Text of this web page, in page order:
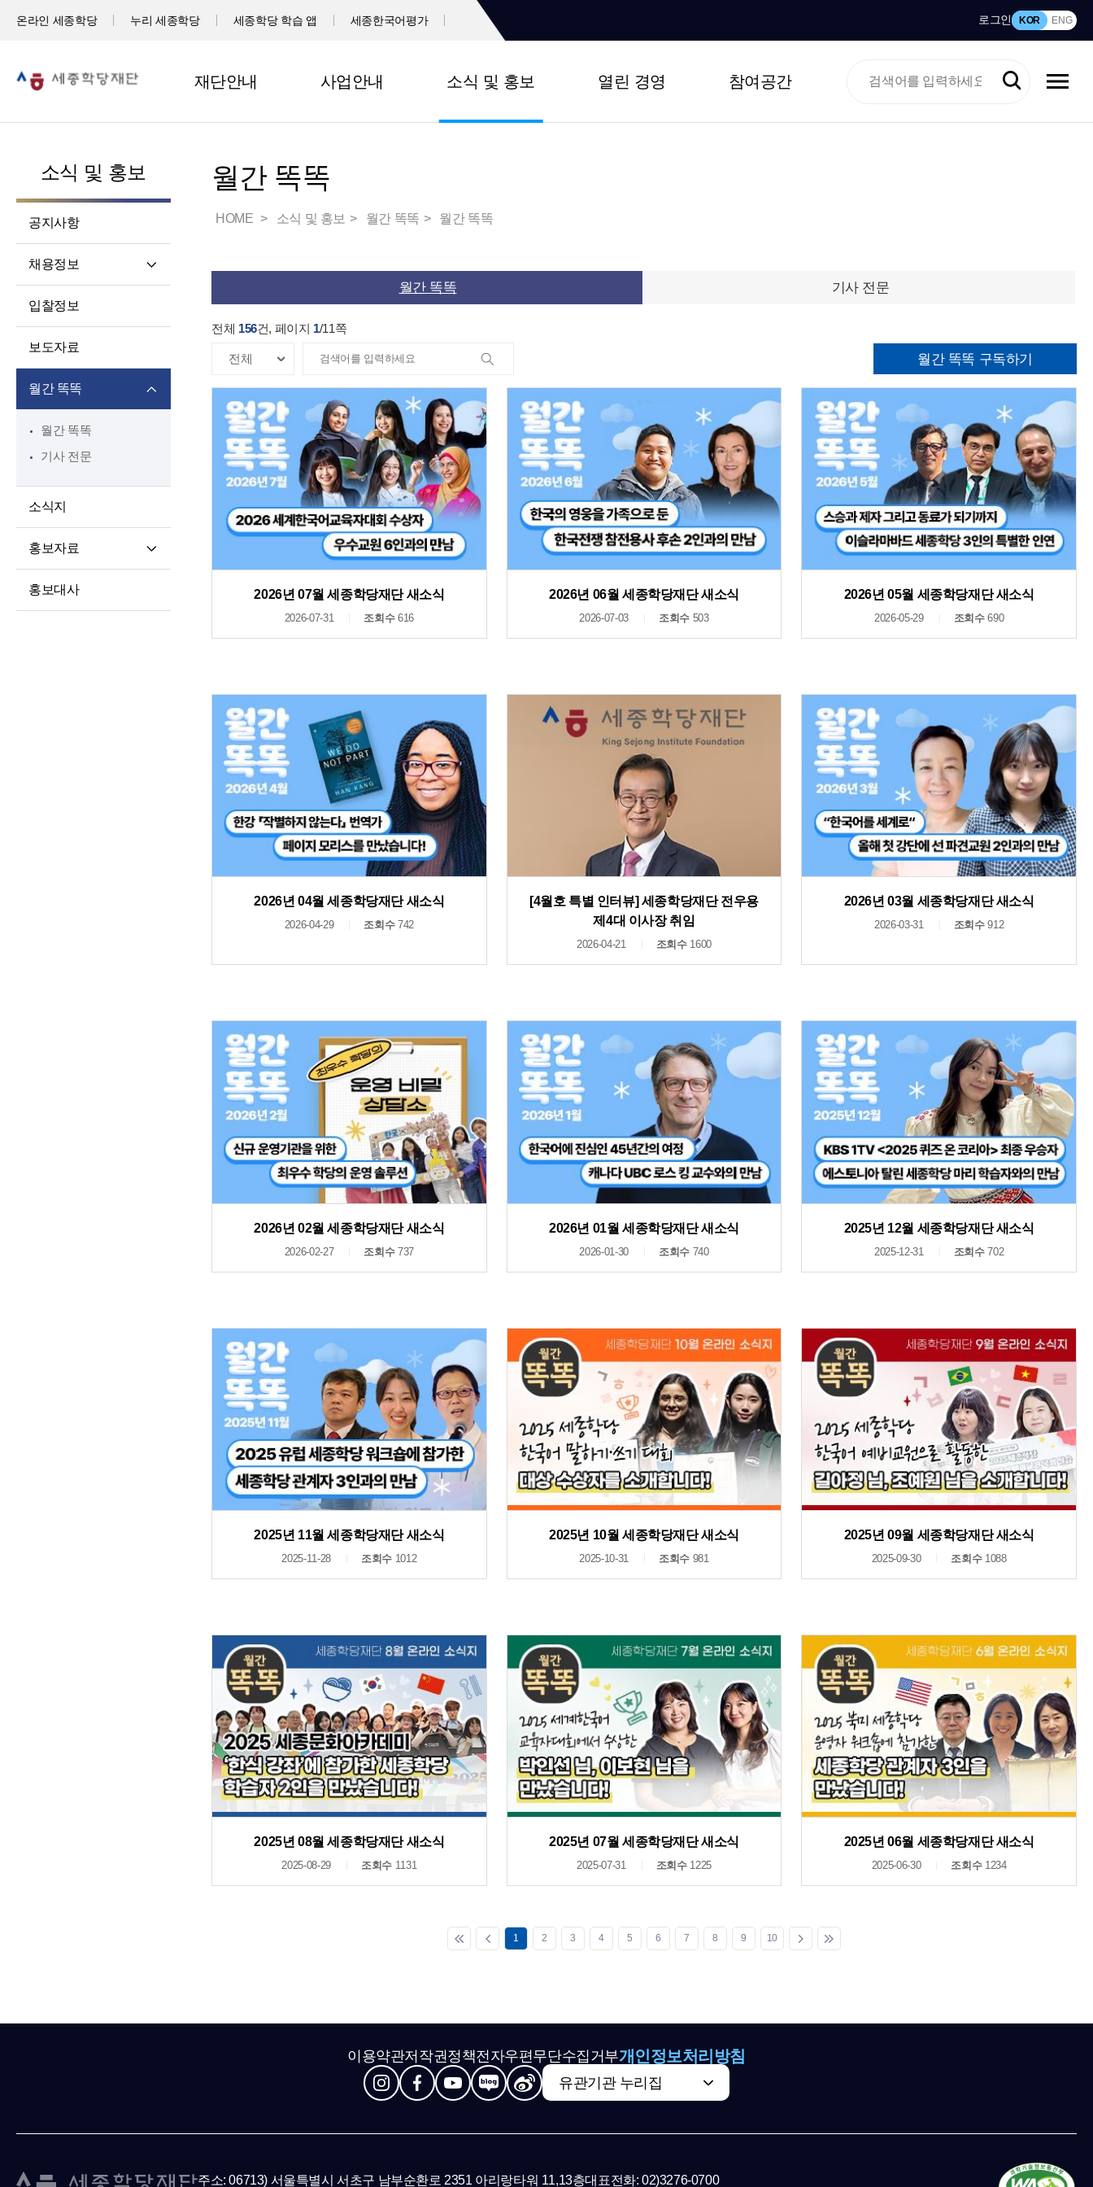
온라인 세종학당 누리 세종학당 세종학당 학습 앱 세종한국어평가 로그인 KOR ENG
재단안내 사업안내 소식 및 홍보 열린 경영 참여공간
소식 및 홍보
공지사항
채용정보
입찰정보
보도자료
월간 똑똑
월간 똑똑
기사 전문
소식지
홍보자료
홍보대사
월간 똑똑
HOME 소식 및 홍보 월간 똑똑 월간 똑똑
월간 똑똑 기사 전문
전체 156건, 페이지 1/11쪽
월간 똑똑 구독하기
2026년 07월 세종학당재단 새소식
2026-07-31 조회수 616
2026년 06월 세종학당재단 새소식
2026-07-03 조회수 503
2026년 05월 세종학당재단 새소식
2026-05-29 조회수690
2026년 04월 세종학당재단 새소식
2026-04-29 조회수 742
[4월호 특별 인터뷰] 세종학당재단 전우용
제4대 이사장 취임
2026-04-21 조회수 1600
2026년 03월 세종학당재단 새소식
2026-03-31 조회수912
2026년 02월 세종학당재단 새소식
2026-02-27 조회수 737
2026년 01월 세종학당재단 새소식
2026-01-30 조회수 740
2025년 12월 세종학당재단 새소식
2025-12-31 조회수702
2025년 11월 세종학당재단 새소식
2025-11-28 조회수 1012
2025년 10월 세종학당재단 새소식
2025-10-31 조회수 981
2025년 09월 세종학당재단 새소식
2025-09-30 조회수 1088
2025년 08월 세종학당재단 새소식
2025-08-29 조회수 1131
2025년 07월 세종학당재단 새소식
2025-07-31 조회수 1225
2025년 06월 세종학당재단 새소식
2025-06-30 조회수 1234
1 2 3 4 5 6 7 8 9 10
이용약관저작권정책전자우편무단수집거부개인정보처리방침
유관기관 누리집
주소: 06713) 서울특별시 서초구 남부순환로 2351 아리랑타워 11,13층대표전화: 02)3276-0700